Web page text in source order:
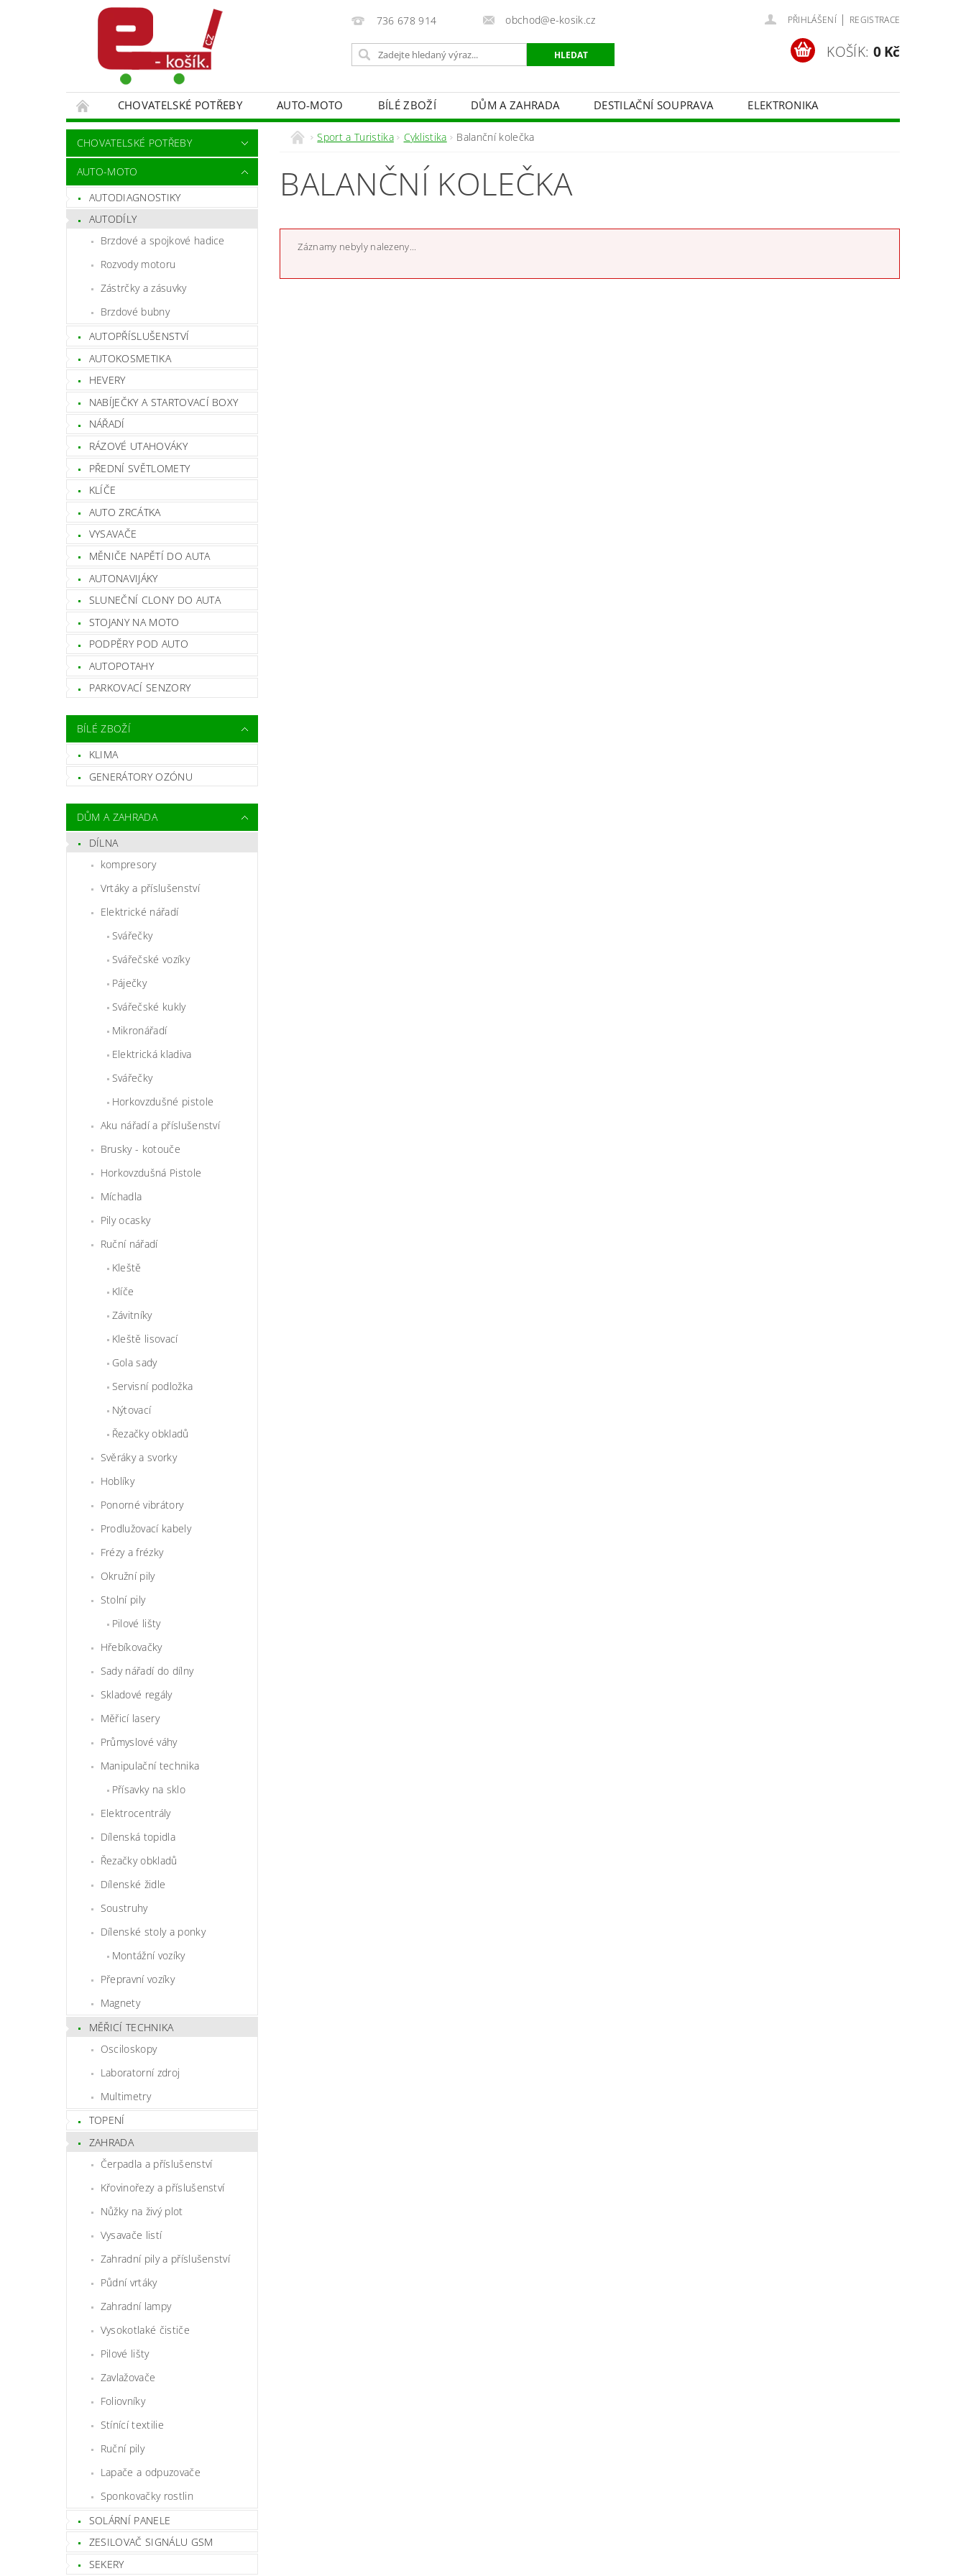
736 678 914 obchod@e-kosik.cz PŘIHLÁŠENÍ | REGISTRACE
KOŠÍK: 0 Kč
CHOVATELSKÉ POTŘEBY AUTO-MOTO BÍLÉ ZBOŽÍ DŮM A ZAHRADA DESTILAČNÍ SOUPRAVA
ELEKTRONIKA
MALÍŘSKÉ NÁŘADÍ DOPLŇKY
MONITOROVACÍ TECHNIKA A ALARMY OSVĚTLENÍ
SPORT A TURISTIKA
DĚTSKÉ ZBOŽÍ
CHOVATELSKÉ POTŘEBY
AUTO-MOTO
AUTODIAGNOSTIKY
AUTODÍLY
Brzdové a spojkové hadice
Rozvody motoru
Zástrčky a zásuvky
Brzdové bubny
AUTOPŘÍSLUŠENSTVÍ
AUTOKOSMETIKA
HEVERY
NABÍJEČKY A STARTOVACÍ BOXY
NÁŘADÍ
RÁZOVÉ UTAHOVÁKY
PŘEDNÍ SVĚTLOMETY
KLÍČE
AUTO ZRCÁTKA
VYSAVAČE
MĚNIČE NAPĚTÍ DO AUTA
AUTONAVIJÁKY
SLUNEČNÍ CLONY DO AUTA
STOJANY NA MOTO
PODPĚRY POD AUTO
AUTOPOTAHY
PARKOVACÍ SENZORY
BÍLÉ ZBOŽÍ
KLIMA
GENERÁTORY OZÓNU
DŮM A ZAHRADA
DÍLNA
kompresory
Vrtáky a příslušenství
Elektrické nářadí
Svářečky
Svářečské vozíky
Páječky
Svářečské kukly
Mikronářadí
Elektrická kladiva
Svářečky
Horkovzdušné pistole
Aku nářadí a příslušenství
Brusky - kotouče
Horkovzdušná Pistole
Míchadla
Pily ocasky
Ruční nářadí
Kleště
Klíče
Závitníky
Kleště lisovací
Gola sady
Servisní podložka
Nýtovací
Řezačky obkladů
Svěráky a svorky
Hoblíky
Ponorné vibrátory
Prodlužovací kabely
Frézy a frézky
Okružní pily
Stolní pily
Pilové lišty
Hřebíkovačky
Sady nářadí do dílny
Skladové regály
Měřicí lasery
Průmyslové váhy
Manipulační technika
Přísavky na sklo
Elektrocentrály
Dílenská topidla
Řezačky obkladů
Dílenské židle
Soustruhy
Dílenské stoly a ponky
Montážní vozíky
Přepravní vozíky
Magnety
MĚŘICÍ TECHNIKA
Osciloskopy
Laboratorní zdroj
Multimetry
TOPENÍ
ZAHRADA
Čerpadla a příslušenství
Křovinořezy a příslušenství
Nůžky na živý plot
Vysavače listí
Zahradní pily a příslušenství
Půdní vrtáky
Zahradní lampy
Vysokotlaké čističe
Pilové lišty
Zavlažovače
Foliovníky
Stínící textilie
Ruční pily
Lapače a odpuzovače
Sponkovačky rostlin
SOLÁRNÍ PANELE
ZESILOVAČ SIGNÁLU GSM
SEKERY
Sport a Turistika Cyklistika Balanční kolečka
BALANČNÍ KOLEČKA
Záznamy nebyly nalezeny...